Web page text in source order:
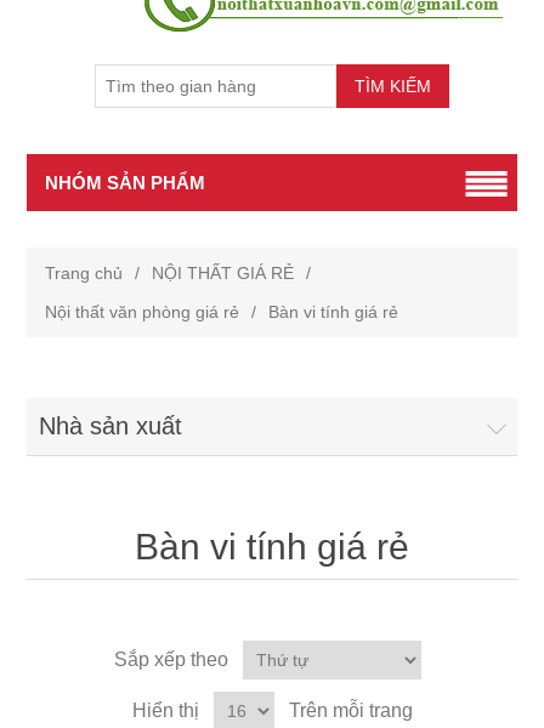
NHÓM SẢN PHẨM
Trang chủ / NỘI THẤT GIÁ RẺ
/
Nội thất văn phòng giá rẻ
/ Bàn vi tính giá rẻ
Nhà sản xuất
Bàn vi tính giá rẻ
Sắp xếp theo
Hiển thị Trên mỗi trang